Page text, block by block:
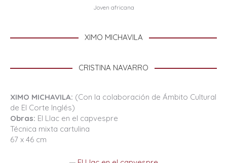
Joven africana
XIMO MICHAVILA
CRISTINA NAVARRO
XIMO MICHAVILA: (Con la colaboración de Ámbito Cultural
de El Corte Inglés)
Obras: El Llac en el capvespre
Técnica mixta cartulina
67 x 46 cm